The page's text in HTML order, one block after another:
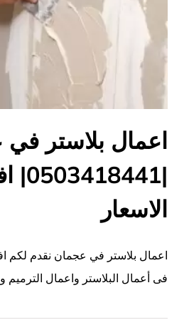
اعمال بلاستر
الاسعار
اعمال بلاستر في عجمان نقدم
فى أعمال البلاستر واعمال الترميم